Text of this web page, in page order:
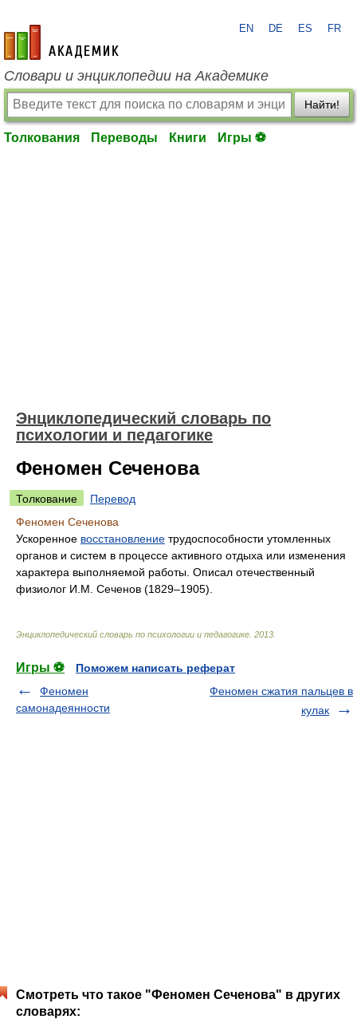
academic.ru
EN DE ES FR
Словари и энциклопедии на Академике
Найти!
Толкования Переводы Книги Игры ⚽
Энциклопедический словарь по
психологии и педагогике
Феномен Сеченова
Толкование
Перевод
Феномен Сеченова
Ускоренное восстановление трудоспособности утомленных
органов и систем в процессе активного отдыха или изменения
характера выполняемой работы. Описал отечественный
физиолог И.М. Сеченов (1829–1905).
Энциклопедический словарь по психологии и педагогике 2013
Игры ⚽
Поможем написать реферат
Феномен
самонадеянности
Феномен сжатия пальцев в
кулак
Смотреть что такое "Феномен Сеченова" в других
словарях: